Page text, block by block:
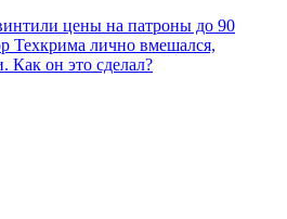
цены на патроны до 90
Техкрима лично вмешался,
Как он это сделал?